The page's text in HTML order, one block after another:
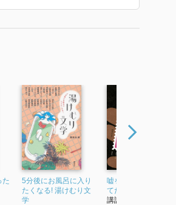
研究家として活動。作りやす
栄養部 濱裕宣・赤石定典
がある。
文から引用しています。」
た
5分後にお風呂に入り
たくなる! 湯けむり文
学
嘘をついたのは、初め
てだった
講談社